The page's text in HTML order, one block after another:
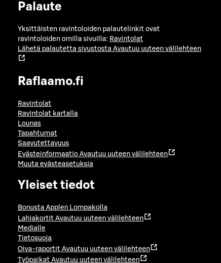
Palaute
Yksittäisten ravintoloiden palautelinkit ovat
ravintoloiden omilla sivuilla: Ravintolat
Lähetä palautetta sivustosta Avautuu uuteen välilehteen
Raflaamo.fi
Ravintolat
Ravintolat kartalla
Lounas
Tapahtumat
Saavutettavuus
Evästeinformaatio Avautuu uuteen välilehteen
Muuta evästeasetuksia
Yleiset tiedot
Bonusta Applen Lompakolla
Lahjakortit Avautuu uuteen välilehteen
Medialle
Tietosuoja
Oiva-raportit Avautuu uuteen välilehteen
Työpaikat Avautuu uuteen välilehteen